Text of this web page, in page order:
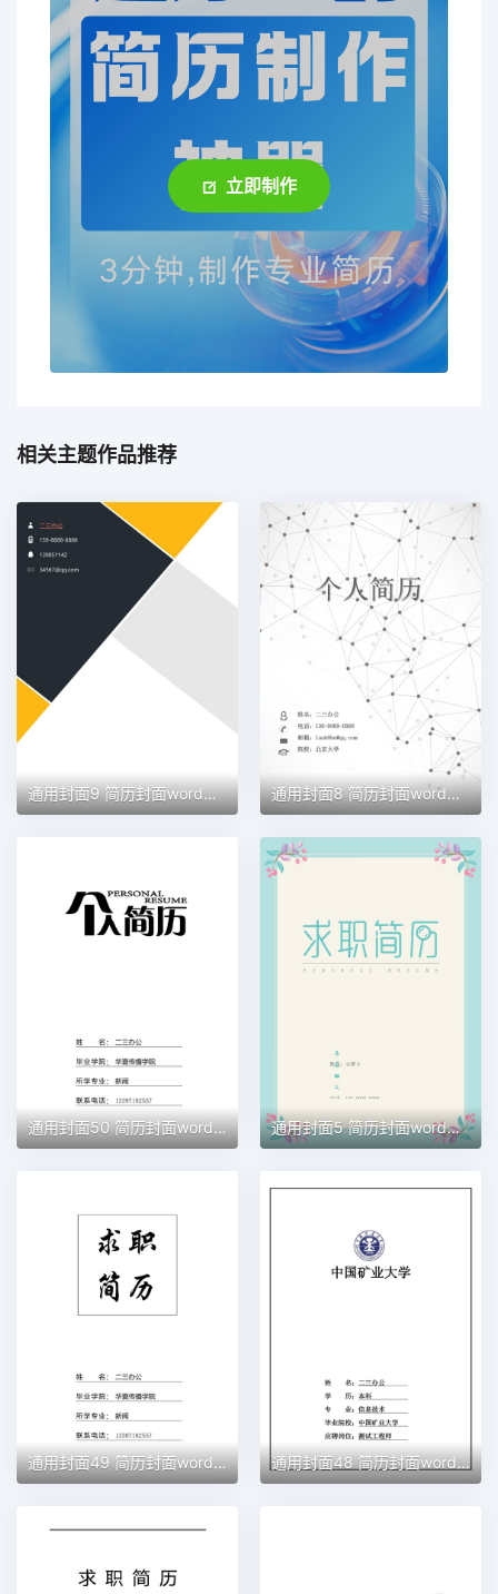
立即制作
相关主题作品推荐
通用封面9 简历封面word模板 通用封面8 简历封面word模板
通用封面50 简历封面word模板 通用封面5 简历封面word模板
通用封面49 简历封面word模板 通用封面48 简历封面word模板